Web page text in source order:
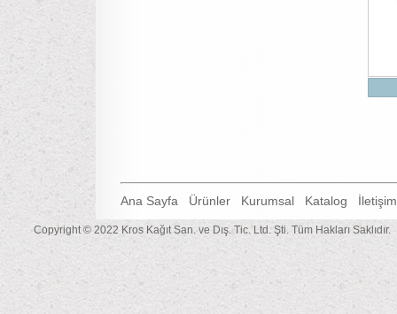
Ana Sayfa Ürünler Kurumsal Katalog İletişim
Copyright © 2022 Kros Kağıt San. ve Dış. Tic. Ltd. Şti. Tüm Hakları Saklıdır.